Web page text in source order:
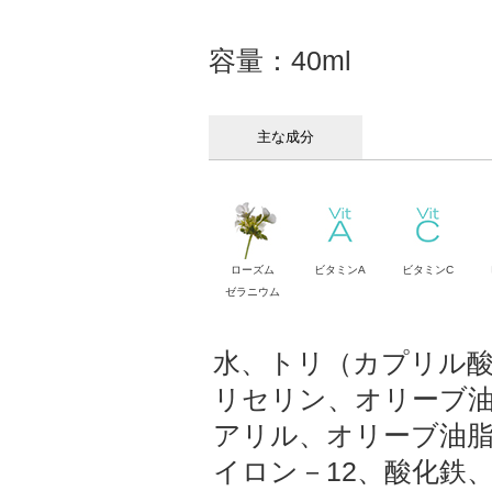
容量：40ml
主な成分
ローズム
ゼラニウム
ビタミンA ビタミンC
水、トリ（カプリル
リセリン、オリーブ
アリル、オリーブ油
イロン－12、酸化鉄